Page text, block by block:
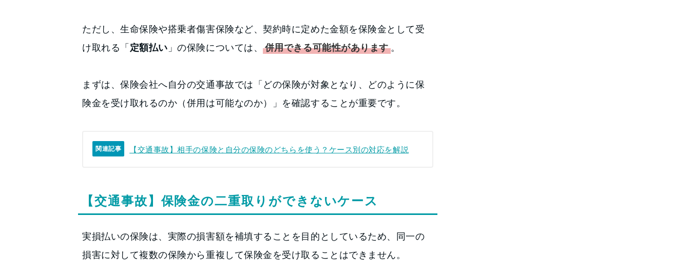
ただし、生命保険や搭乗者傷害保険など、契約時に定めた金額を保険金として受
け取れる「 定額払い 」の保険については、併用できる可能性があります。
まずは、保険会社へ自分の交通事故では「どの保険が対象となり、どのように保
険金を受け取れるのか（併用は可能なのか）」を確認することが重要です。
関連記事 【交通事故】相手の保険と自分の保険のどちらを使う？ケース別の対応を解説
【交通事故】保険金の二重取りができないケース
実損払いの保険は、実際の損害額を補填することを目的としているため、同一の
損害に対して複数の保険から重複して保険金を受け取ることはできません。